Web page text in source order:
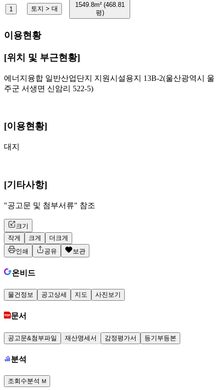
1 토지 > 대
1549.8m² (468.81
평)
이용현황
[위치 및 부근현황]
에너지융합 일반산업단지 지원시설용지 13B-2(울산광역시 울
주군 서생면 신암리 522-5)
[이용현황]
대지
[기타사항]
"공고문 및 첨부서류" 참조
크기
작게
크게
더크게
인쇄
공유 보관
온비드
물건정보 공고상세 지도 사진보기
문서
공고문&첨부파일 재산명세서 감정평가서 등기부등본
분석
조회수분석 M